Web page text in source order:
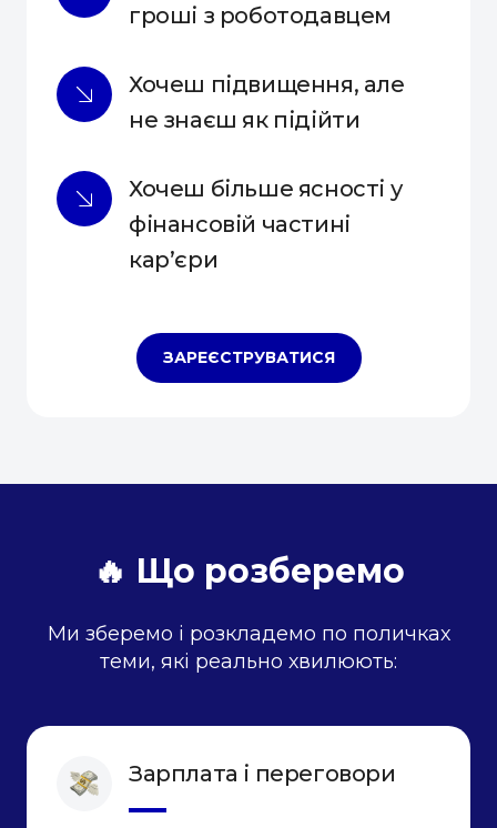
гроші з роботодавцем
Хочеш підвищення, але
не знаєш як підійти
Хочеш більше ясності у
фінансовій частині
кар’єри
ЗАРЕЄСТРУВАТИСЯ
🔥 Що розберемо
Ми зберемо і розкладемо по поличках
теми, які реально хвилюють:
Зарплата і переговори